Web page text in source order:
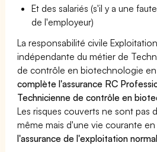
Et des salariés (s'il y a une
de l'employeur)
La responsabilité civile
indépendante du métier de
de contrôle en biotechnologie
complète l'assurance RC
Technicienne de contrôle en
Les risques couverts ne sont pas
même mais d'une vie courante
l'assurance de l'exploitation